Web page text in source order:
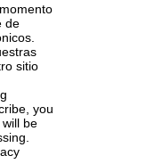
de
sitio
you
be